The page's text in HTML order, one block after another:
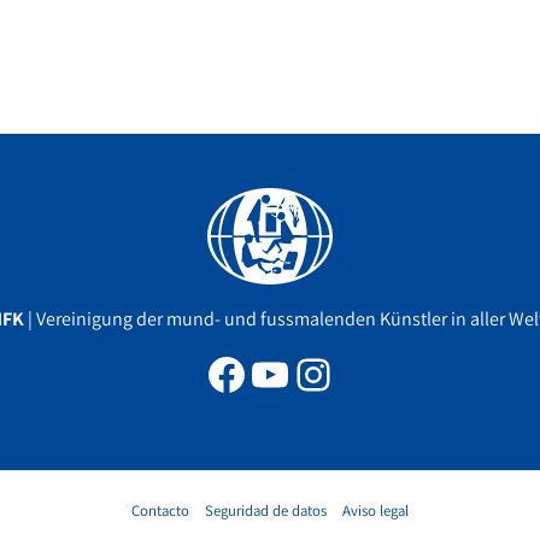
| Vereinigung der mund- und fussmalenden Künstler in aller
Facebook
YouTube
Instagram
Contacto Seguridad de datos Aviso legal